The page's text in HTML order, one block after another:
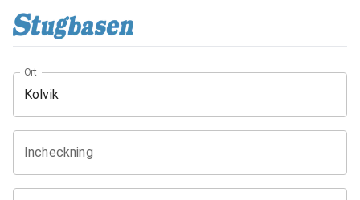
Ort
Incheckning